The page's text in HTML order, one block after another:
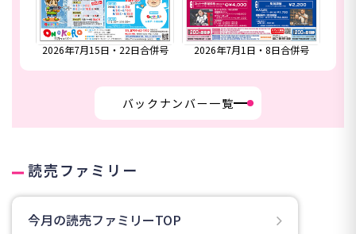
8日合併号 2026年6月24日号 2026年6月17日号
バックナンバー一覧
読売ファミリー
今月の読売ファミリーTOP